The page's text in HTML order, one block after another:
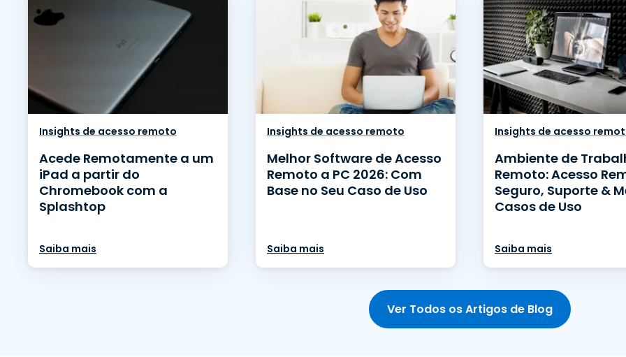
Insights de acesso remoto
Acede Remotamente a um
iPad a partir do
Chromebook com a
Splashtop
Saiba mais
Insights de acesso remoto
Melhor Software de Acesso
Remoto a PC 2026: Com
Base no Seu Caso de Uso
Saiba mais
Insights de acesso
Ambiente de
Remoto: Acesso
Seguro, Suporte &
Casos de Uso
Saiba mais
Ver Todos os Artigos de Blog